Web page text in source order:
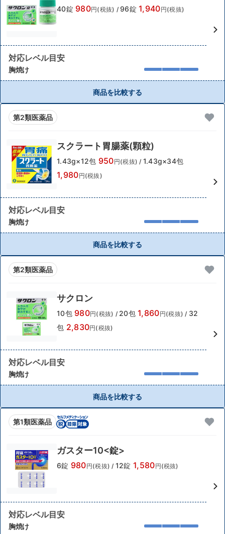
40錠 980円(税抜) / 96錠 1,940円(税抜)
対応レベル目安
胸焼け
商品を比較する
第2類医薬品
スクラート胃腸薬(顆粒)
1.43g×12包 950円(税抜) / 1.43g×34包
1,980円(税抜)
対応レベル目安
胸焼け
商品を比較する
第2類医薬品
サクロン
10包 980円(税抜) / 20包 1,860円(税抜) / 32
包 2,830円(税抜)
対応レベル目安
胸焼け
商品を比較する
第1類医薬品
ガスター10<錠>
6錠 980円(税抜) / 12錠 1,580円(税抜)
対応レベル目安
胸焼け